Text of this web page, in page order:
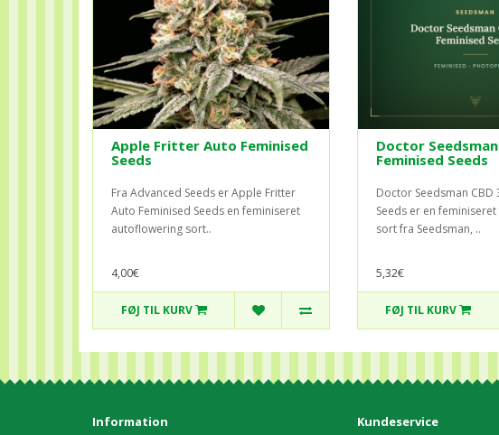
Apple Fritter Auto Feminised
Seeds
Fra Advanced Seeds er Apple Fritter
Auto Feminised Seeds en feminiseret
autoflowering sort..
4,00€
FØJ TIL KURV
Doctor Seedsman
Feminised Seeds
Doctor Seedsman CBD
Seeds er en
sort fra Seedsman, ..
5,32€
FØJ TIL KURV
Information Kundeservice